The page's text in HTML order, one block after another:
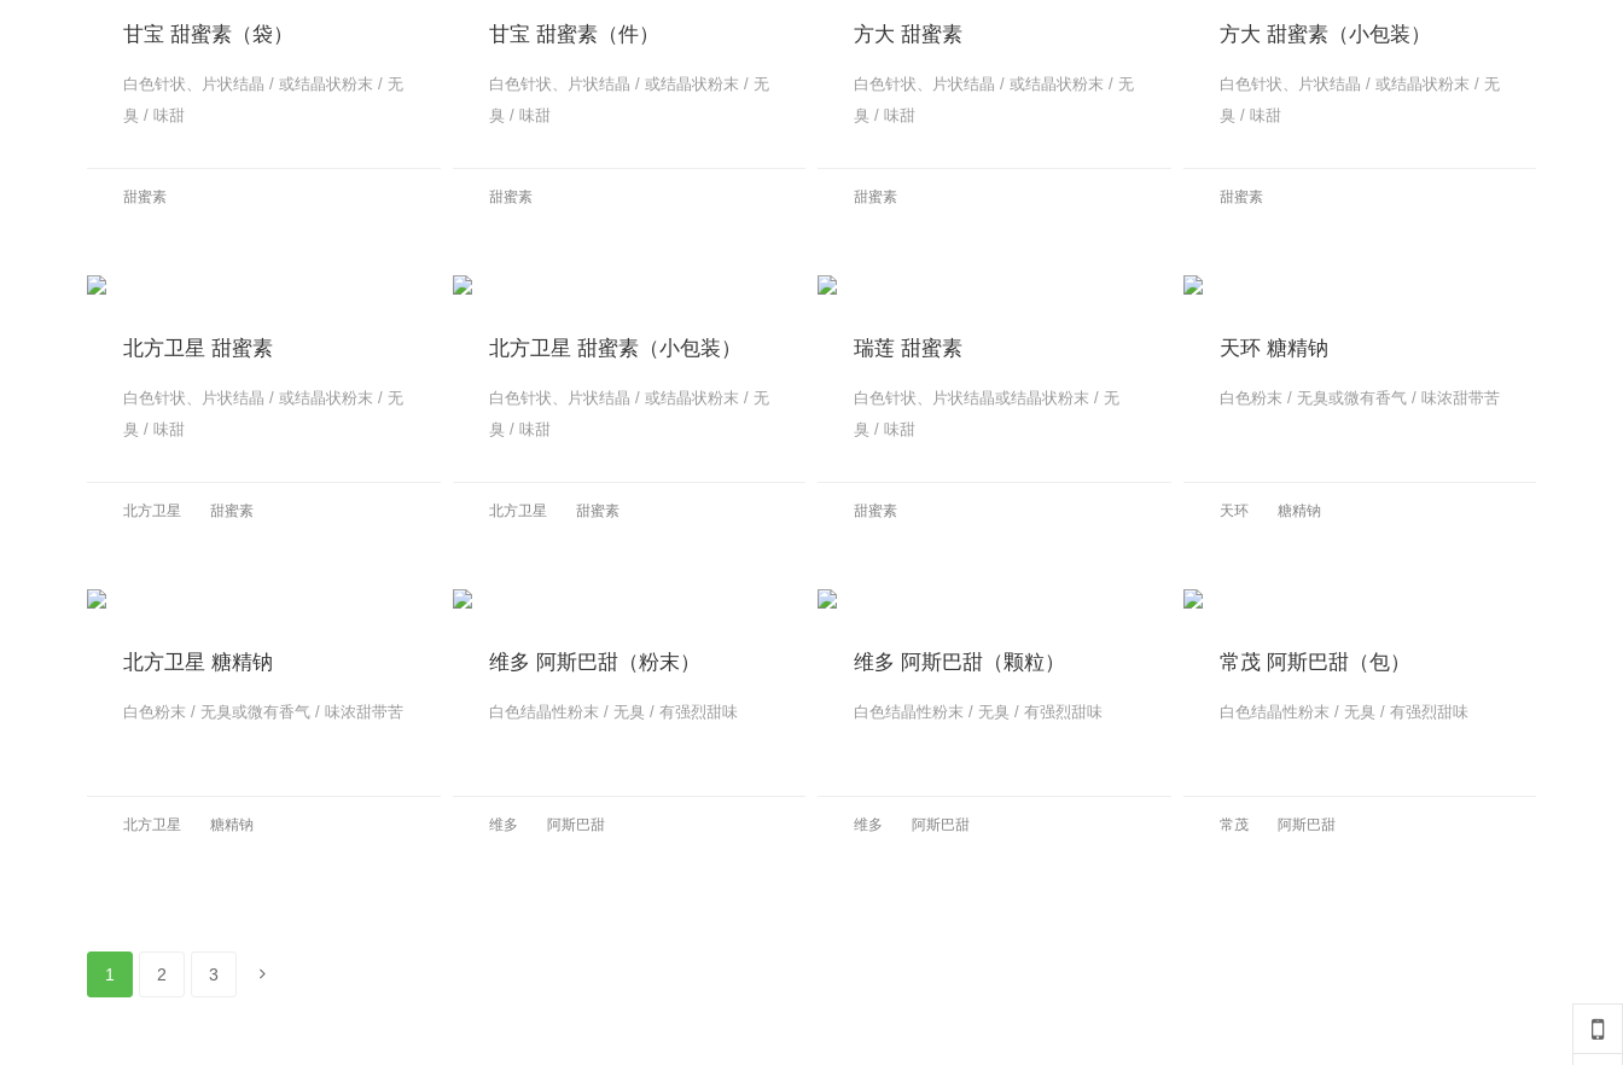
甘宝 甜蜜素（袋）
白色针状、片状结晶 / 或结晶状粉末 / 无
臭 / 味甜
甜蜜素
甘宝 甜蜜素（件）
白色针状、片状结晶 / 或结晶状粉末 / 无
臭 / 味甜
甜蜜素
方大 甜蜜素
白色针状、片状结晶 / 或结晶状粉末 / 无
臭 / 味甜
甜蜜素
方大 甜蜜素（小包装）
白色针状、片状结晶 / 或结晶状粉末 / 无
臭 / 味甜
甜蜜素
北方卫星 甜蜜素
白色针状、片状结晶 / 或结晶状粉末 / 无
臭 / 味甜
北方卫星 甜蜜素
北方卫星 甜蜜素（小包装）
白色针状、片状结晶 / 或结晶状粉末 / 无
臭 / 味甜
北方卫星 甜蜜素
瑞莲 甜蜜素
白色针状、片状结晶或结晶状粉末 / 无
臭 / 味甜
甜蜜素
天环 糖精钠
白色粉末 / 无臭或微有香气 / 味浓甜带苦
天环 糖精钠
北方卫星 糖精钠
白色粉末 / 无臭或微有香气 / 味浓甜带苦
北方卫星 糖精钠
维多 阿斯巴甜（粉末）
白色结晶性粉末 / 无臭 / 有强烈甜味
维多 阿斯巴甜
维多 阿斯巴甜（颗粒）
白色结晶性粉末 / 无臭 / 有强烈甜味
维多 阿斯巴甜
常茂 阿斯巴甜（包）
白色结晶性粉末 / 无臭 / 有强烈甜味
常茂 阿斯巴甜
1 2 3